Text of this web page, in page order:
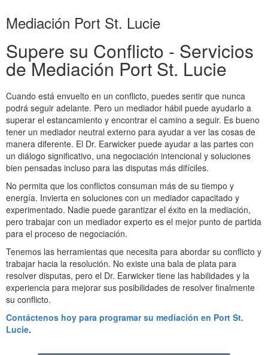
Mediación Port St. Lucie
Supere su Conflicto - Servicios
de Mediación Port St. Lucie
Cuando está envuelto en un conflicto, puedes sentir que nunca
podrá seguir adelante. Pero un mediador hábil puede ayudarlo a
superar el estancamiento y encontrar el camino a seguir. Es bueno
tener un mediador neutral externo para ayudar a ver las cosas de
manera diferente. El Dr. Earwicker puede ayudar a las partes con
un diálogo significativo, una negociación intencional y soluciones
bien pensadas incluso para las disputas más difíciles.
No permita que los conflictos consuman más de su tiempo y
energía. Invierta en soluciones con un mediador capacitado y
experimentado. Nadie puede garantizar el éxito en la mediación,
pero trabajar con un mediador experto es el mejor punto de partida
para el proceso de negociación.
Tenemos las herramientas que necesita para abordar su conflicto y
trabajar hacia la resolución. No existe una bala de plata para
resolver disputas, pero el Dr. Earwicker tiene las habilidades y la
experiencia para mejorar sus posibilidades de resolver finalmente
su conflicto.
Contáctenos hoy para programar su mediación en Port St.
Lucie.